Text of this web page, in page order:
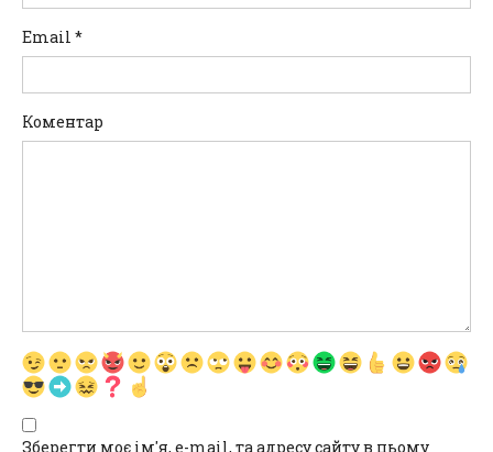
Email *
Коментар
Зберегти моє ім'я, e-mail, та адресу сайту в цьому